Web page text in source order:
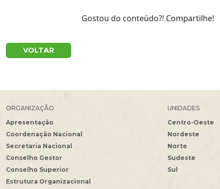
Gostou do conteúdo?! Compartilhe!
VOLTAR
ORGANIZAÇÃO
Apresentação
Coordenação Nacional
Secretaria Nacional
Conselho Gestor
Conselho Superior
Estrutura Organizacional
UNIDADES
Centro-Oeste
Nordeste
Norte
Sudeste
Sul